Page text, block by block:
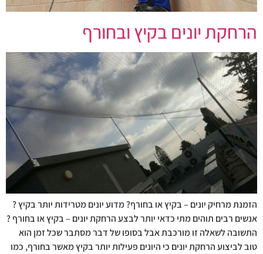
הרחקת יונים בקיץ ובחורף
הזמנת מרחיק יונים – בקיץ או בחורף? מדוע יונים מטרידות יותר בקיץ ?
אנשים רבים תוהים מתי כדאי יותר לבצע הרחקת יונים – בקיץ או בחורף ?
התשובה לשאלה זו מורכבת אבל בסופו של דבר מסתבר שכל זמן הוא
טוב לביצוע הרחקת יונים כי היונים פעילות יותר בקיץ מאשר בחורף, כמו